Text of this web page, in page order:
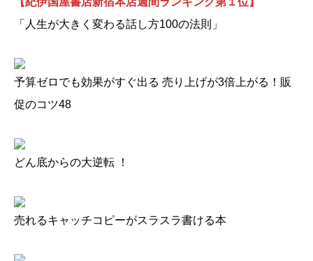
「人生が大きく変わる話し方100の法則」
予算ゼロでも効果がすぐ出る 売り上げが3倍上がる！販
促のコツ48
どん底からの大逆転 ！
売れるキャッチコピーがスラスラ書ける本